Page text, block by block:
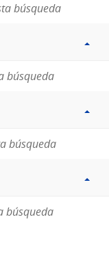
búsqueda
búsqueda
búsqueda
búsqueda